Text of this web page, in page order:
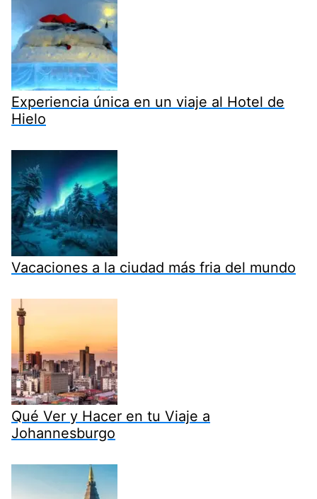
Experiencia única en un viaje al Hotel de
Hielo
Vacaciones a la ciudad más fria del mundo
Qué Ver y Hacer en tu Viaje a
Johannesburgo